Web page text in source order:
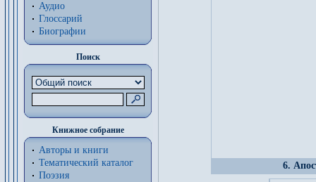
Аудио
Глоссарий
Биографии
Поиск
Книжное собрание
Авторы и книги
Тематический каталог
Поэзия
6.